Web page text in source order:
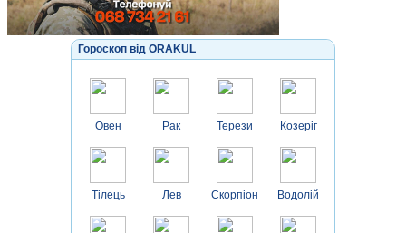
Гороскоп від ORAKUL
Овен
Тілець
Рак
Лев
Терези
Скорпіон
Козеріг
Водолій